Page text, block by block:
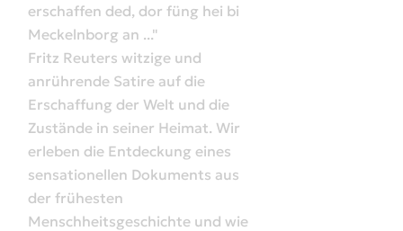
erschaffen ded, dor füng hei bi
Meckelnborg an ..."
Fritz Reuters witzige und
anrührende Satire auf die
Erschaffung der Welt und die
Zustände in seiner Heimat. Wir
erleben die Entdeckung eines
sensationellen Dokuments aus
der frühesten
Menschheitsgeschichte und wie